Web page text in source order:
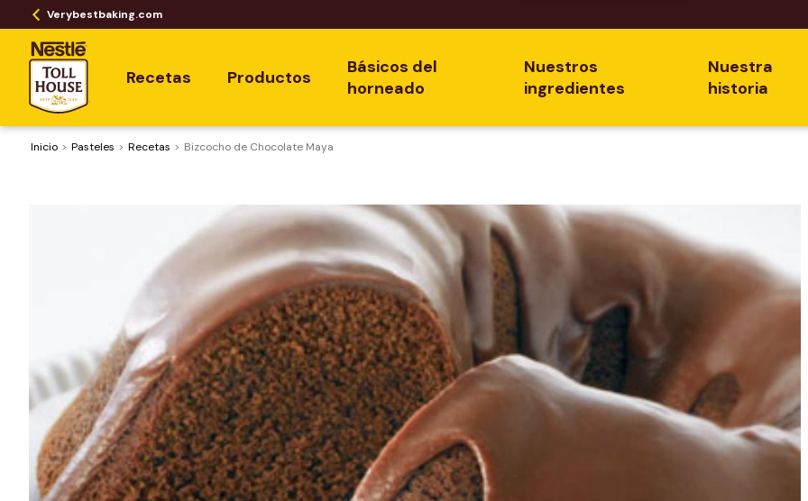
Verybestbaking.com
Recetas Productos
Básicos del
horneado
Nuestros
ingredientes
Nuestra
historia
Inicio Pasteles Recetas Bizcocho de Chocolate Maya